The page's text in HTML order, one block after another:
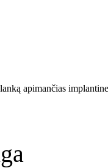
apimančias